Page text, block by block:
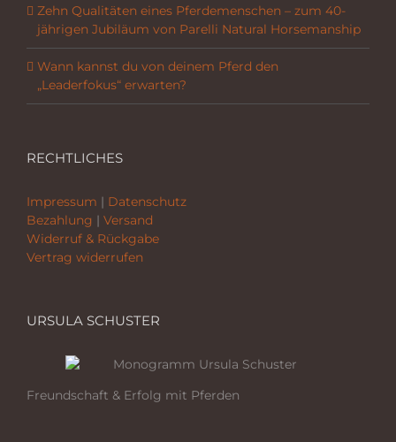
Zehn Qualitäten eines Pferdemenschen – zum 40-
jährigen Jubiläum von Parelli Natural Horsemanship
Wann kannst du von deinem Pferd den
„Leaderfokus“ erwarten?
RECHTLICHES
Impressum | Datenschutz
Bezahlung | Versand
Widerruf & Rückgabe
Vertrag widerrufen
URSULA SCHUSTER
Freundschaft & Erfolg mit Pferden